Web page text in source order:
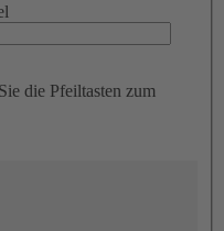
die Pfeiltasten zum